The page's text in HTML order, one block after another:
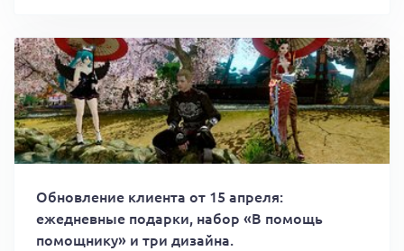
Обновление клиента от 15 апреля:
ежедневные подарки, набор «В помощь
помощнику» и три дизайна.